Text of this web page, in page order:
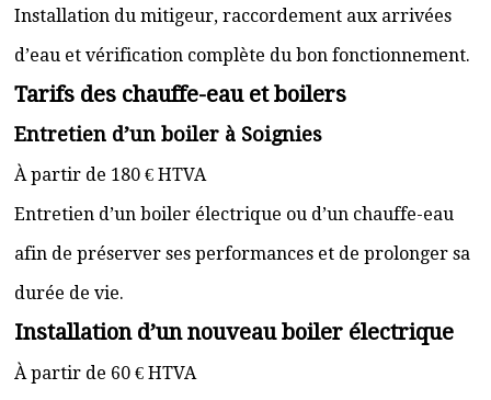
Installation du mitigeur, raccordement aux arrivées
d’eau et vérification complète du bon fonctionnement.
Tarifs des chauffe-eau et boilers
Entretien d’un boiler à Soignies
À partir de 180 € HTVA
Entretien d’un boiler électrique ou d’un chauffe-eau
afin de préserver ses performances et de prolonger sa
durée de vie.
Installation d’un nouveau boiler électrique
À partir de 60 € HTVA